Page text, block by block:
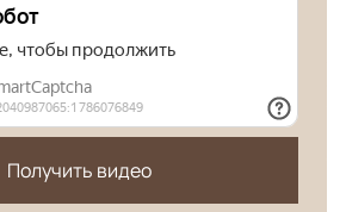
Получить видео